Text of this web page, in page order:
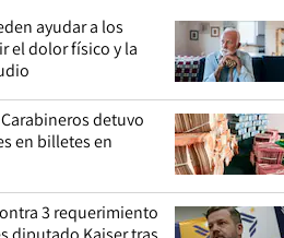
ayudar a los
el dolor físico y la
detuvo
en billetes en
3 requerimiento